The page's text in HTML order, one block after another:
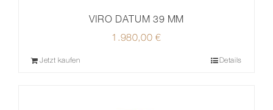
VIRO DATUM 39 MM
1.980,00€
Jetzt kaufen Details